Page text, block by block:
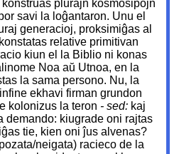
plurajn kosmoŝipojn
savi la loĝantaron. Unu el
generacioj, proksimiĝas al
relative primitivan
kiun el la Biblio ni konas
Noa aŭ Utnoa, en la
la sama persono. Nu, la
ekhavi firman grundon
kolonizus la teron - sed: kaj
demando: kiugrade oni rajtas
tie, kien oni ĵus alvenas?
neigata) racieco de la